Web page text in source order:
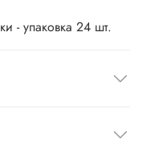
- упаковка 24 шт.